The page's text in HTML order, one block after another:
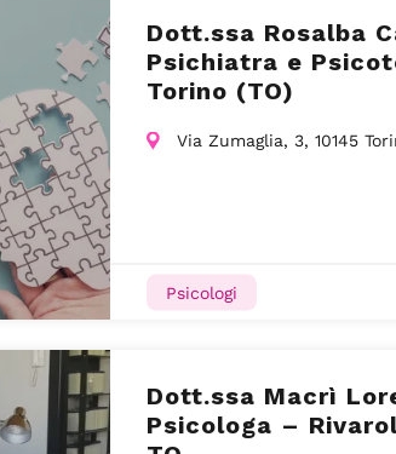
Dott.ssa Rosalba
Psichiatra e
Torino (TO)
Via Zumaglia, 3, 10145
Psicologi
Dott.ssa Macrì
Psicologa –